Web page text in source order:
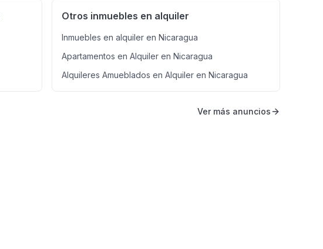
Otros inmuebles en alquiler
Inmuebles en alquiler en Nicaragua
Apartamentos en Alquiler en Nicaragua
Alquileres Amueblados en Alquiler en Nicaragua
Ver más anuncios